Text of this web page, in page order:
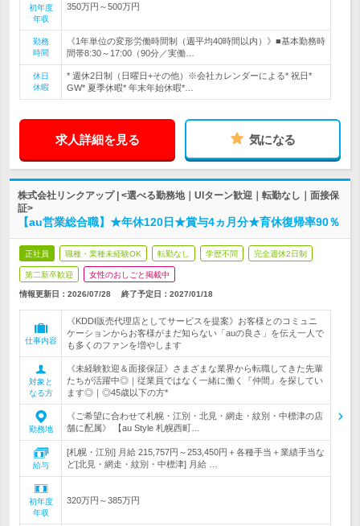
初年度
年収
350万円～500万円
勤務
時間
《1年単位の変形労働時間制（週平均40時間以内）》■基本勤務時
間帯8:30～17:00（90分／実働…
休日
休暇
* 週休2日制（日曜日+その他）※会社カレンダーによる* 祝日*
GW* 夏季休暇* 年末年始休暇*…
求人詳細を見る 気になる
株式会社リンクアップ | <選べる勤務地｜UIターン歓迎｜転勤なし｜面接保
証>
【au営業総合職】★年休120日★賞与4ヵ月分★育休復帰率90％
正社員 職種・業種未経験OK 転勤なし 学歴不問 完全週休2日制
第二新卒歓迎 女性のおしごと掲載中
情報更新日：2026/07/28 終了予定日： 2027/01/18
仕事内容
《KDDI販売代理店としてサービスを提案》お客様とのコミュニ
ケーションからお客様がまだ知らない「auの良さ」を伝え一人で
も多くのファンを増やします
対象と
なる方
《未経験歓迎＆面接保証》さまざまな業界から転職してきた先輩
たちが活躍中◎｜従業員ではなく一緒に働く『仲間』を探してい
ます◎｜◎45歳以下の方*
勤務地
《ご希望に合わせて札幌・江別・北見・網走・紋別・中標津の店
舗に配属》 【au Style 札幌西町…
給与
[札幌・江別] 月給 215,757円～253,450円＋各種手当＋業績手当な
ど[北見・網走・紋別・中標津] 月給 …
初年度
年収
320万円～385万円